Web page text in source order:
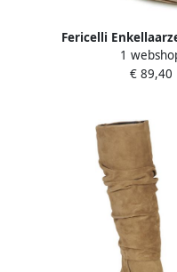
Fericelli
1
€ 89,40